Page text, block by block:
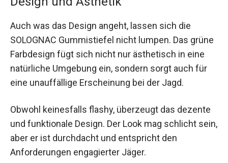
Auch was das Design angeht, lassen sich die
SOLOGNAC Gummistiefel nicht lumpen. Das grüne
Farbdesign fügt sich nicht nur ästhetisch in eine
natürliche Umgebung ein, sondern sorgt auch für
eine unauffällige Erscheinung bei der Jagd.
Obwohl keinesfalls flashy, überzeugt das dezente
und funktionale Design. Der Look mag schlicht sein,
aber er ist durchdacht und entspricht den
Anforderungen engagierter Jäger.